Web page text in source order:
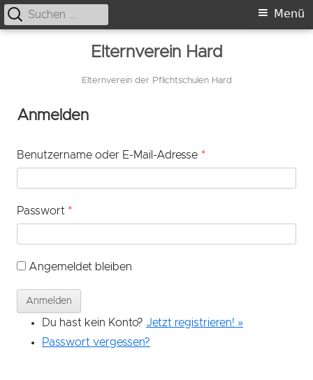
Elternverein Hard
Elternverein der Pflichtschulen Hard
Primäres
Menü
Suche
nach:
Anmelden
Benutzername oder E-Mail-Adresse *
Passwort *
Angemeldet bleiben
Du hast kein Konto? Jetzt registrieren! »
Passwort vergessen?